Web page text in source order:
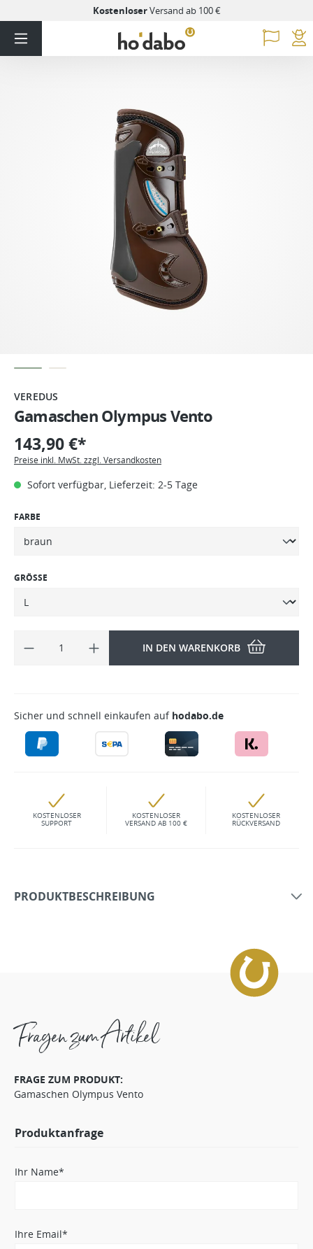
KostenloserVersand ab 100 €
VEREDUS
Gamaschen Olympus Vento
143,90 €*
Preise inkl. MwSt. zzgl. Versandkosten
Sofort verfügbar, Lieferzeit: 2-5 Tage
FARBE
GRÖSSE
IN DEN WARENKORB
Sicher und schnell einkaufen auf hodabo.de
KOSTENLOSER
SUPPORT
KOSTENLOSER
VERSAND AB 100 €
KOSTENLOSER
RÜCKVERSAND
PRODUKTBESCHREIBUNG
Fragen zum Artikel
FRAGE ZUM PRODUKT:
Gamaschen Olympus Vento
Produktanfrage
Ihr Name*
Ihre Email*